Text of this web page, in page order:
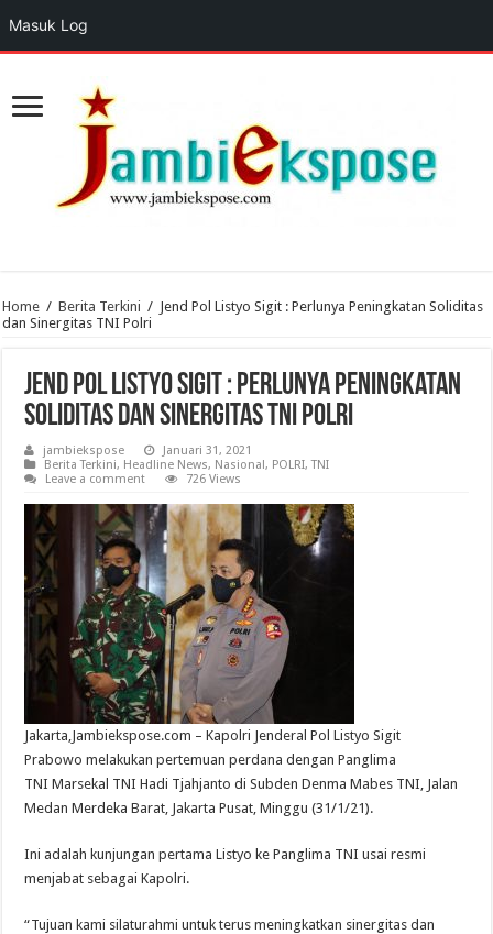
Home / Berita Terkini / Jend Pol Listyo Sigit : Perlunya Peningkatan Soliditas
dan Sinergitas TNI Polri
Jend Pol Listyo Sigit : Perlunya Peningkatan
Soliditas dan Sinergitas TNI Polri
jambiekspose
Januari 31, 2021
Berita Terkini, Headline News, Nasional, POLRI,TNI
Leave a comment
726 Views
Jakarta,Jambiekspose.com – Kapolri Jenderal Pol Listyo Sigit
Prabowo melakukan pertemuan perdana dengan Panglima
TNI Marsekal TNI Hadi Tjahjanto di Subden Denma Mabes TNI, Jalan
Medan Merdeka Barat, Jakarta Pusat, Minggu (31/1/21).
Ini adalah kunjungan pertama Listyo ke Panglima TNI usai resmi
menjabat sebagai Kapolri.
“Tujuan kami silaturahmi untuk terus meningkatkan sinergitas dan
Masuk Log